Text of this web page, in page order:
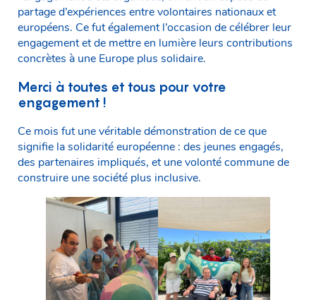
partage d’expériences entre volontaires nationaux et
européens. Ce fut également l’occasion de célébrer leur
engagement et de mettre en lumière leurs contributions
concrètes à une Europe plus solidaire.
Merci à toutes et tous pour votre
engagement !
Ce mois fut une véritable démonstration de ce que
signifie la solidarité européenne : des jeunes engagés,
des partenaires impliqués, et une volonté commune de
construire une société plus inclusive.